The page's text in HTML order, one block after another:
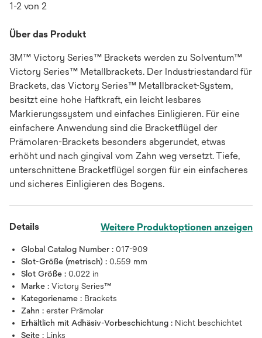
1-2 von 2
Über das Produkt
3M™ Victory Series™ Brackets werden zu Solventum™
Victory Series™ Metallbrackets. Der Industriestandard für
Brackets, das Victory Series™ Metallbracket-System,
besitzt eine hohe Haftkraft, ein leicht lesbares
Markierungssystem und einfaches Einligieren. Für eine
einfachere Anwendung sind die Bracketflügel der
Prämolaren-Brackets besonders abgerundet, etwas
erhöht und nach gingival vom Zahn weg versetzt. Tiefe,
unterschnittene Bracketflügel sorgen für ein einfacheres
und sicheres Einligieren des Bogens.
Details Weitere Produktoptionen anzeigen
Global Catalog Number : 017-909
Slot-Größe (metrisch) : 0.559 mm
Slot Größe : 0.022 in
Marke : Victory Series™
Kategoriename : Brackets
Zahn : erster Prämolar
Erhältlich mit Adhäsiv-Vorbeschichtung : Nicht beschichtet
Seite : Links